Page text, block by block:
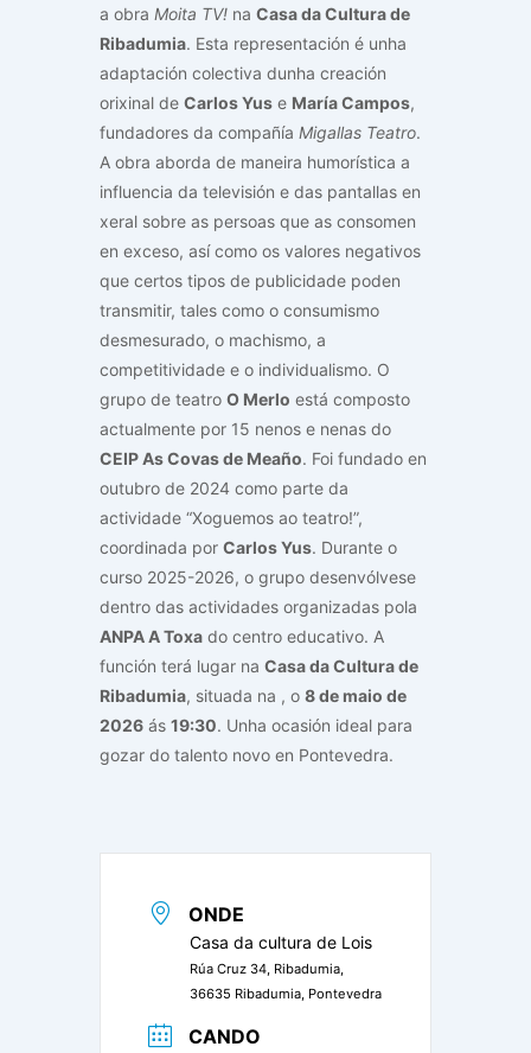
a obra Moita TV! na Casa da Cultura de
Ribadumia. Esta representación é unha
adaptación colectiva dunha creación
orixinal de Carlos Yus e María Campos,
fundadores da compañía Migallas Teatro.
A obra aborda de maneira humorística a
influencia da televisión e das pantallas en
xeral sobre as persoas que as consomen
en exceso, así como os valores negativos
que certos tipos de publicidade poden
transmitir, tales como o consumismo
desmesurado, o machismo, a
competitividade e o individualismo. O
grupo de teatro O Merlo está composto
actualmente por 15 nenos e nenas do
CEIP As Covas de Meaño. Foi fundado en
outubro de 2024 como parte da
actividade “Xoguemos ao teatro!”,
coordinada por Carlos Yus. Durante o
curso 2025-2026, o grupo desenvólvese
dentro das actividades organizadas pola
ANPA A Toxa do centro educativo. A
función terá lugar na Casa da Cultura de
Ribadumia, situada na , o 8 de maio de
2026 ás 19:30. Unha ocasión ideal para
gozar do talento novo en Pontevedra.
ONDE
Casa da cultura de Lois
Rúa Cruz 34, Ribadumia,
36635 Ribadumia, Pontevedra
CANDO